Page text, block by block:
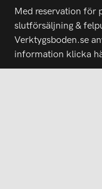
Med reservation för
slutförsäljning &
Verktygsboden.se
information klicka